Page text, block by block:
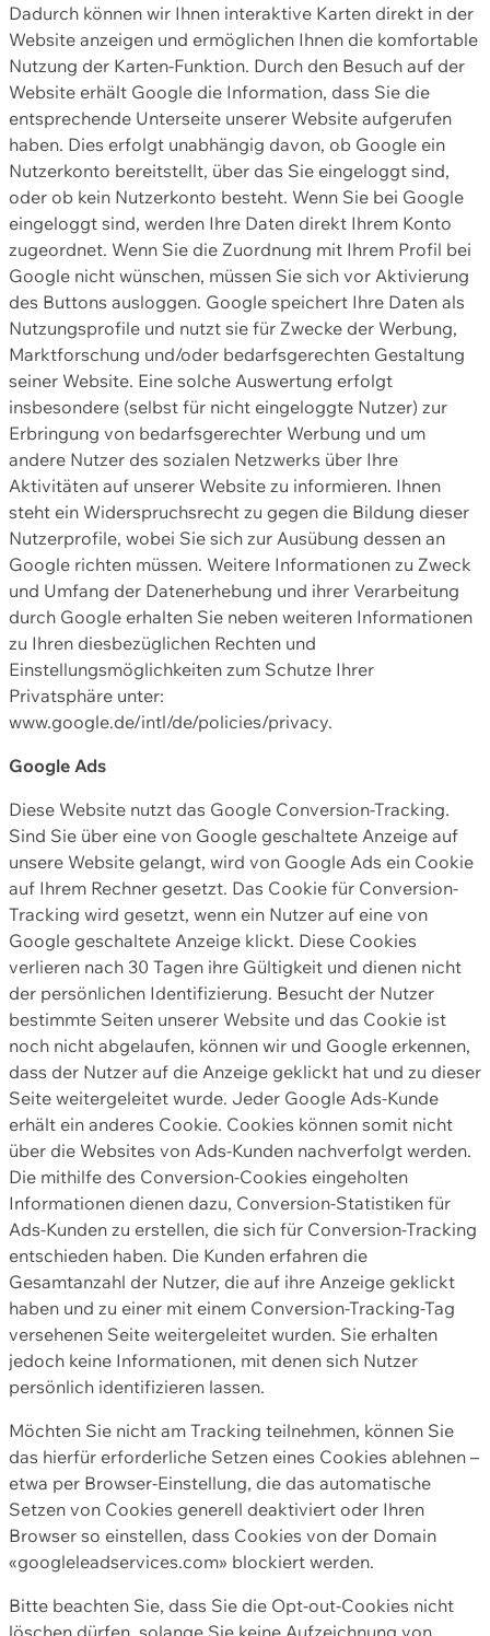
Dadurch können wir Ihnen interaktive Karten direkt in der
Website anzeigen und ermöglichen Ihnen die komfortable
Nutzung der Karten-Funktion. Durch den Besuch auf der
Website erhält Google die Information, dass Sie die
entsprechende Unterseite unserer Website aufgerufen
haben. Dies erfolgt unabhängig davon, ob Google ein
Nutzerkonto bereitstellt, über das Sie eingeloggt sind,
oder ob kein Nutzerkonto besteht. Wenn Sie bei Google
eingeloggt sind, werden Ihre Daten direkt Ihrem Konto
zugeordnet. Wenn Sie die Zuordnung mit Ihrem Profil bei
Google nicht wünschen, müssen Sie sich vor Aktivierung
des Buttons ausloggen. Google speichert Ihre Daten als
Nutzungsprofile und nutzt sie für Zwecke der Werbung,
Marktforschung und/oder bedarfsgerechten Gestaltung
seiner Website. Eine solche Auswertung erfolgt
insbesondere (selbst für nicht eingeloggte Nutzer) zur
Erbringung von bedarfsgerechter Werbung und um
andere Nutzer des sozialen Netzwerks über Ihre
Aktivitäten auf unserer Website zu informieren. Ihnen
steht ein Widerspruchsrecht zu gegen die Bildung dieser
Nutzerprofile, wobei Sie sich zur Ausübung dessen an
Google richten müssen. Weitere Informationen zu Zweck
und Umfang der Datenerhebung und ihrer Verarbeitung
durch Google erhalten Sie neben weiteren Informationen
zu Ihren diesbezüglichen Rechten und
Einstellungsmöglichkeiten zum Schutze Ihrer
Privatsphäre unter:
www.google.de/intl/de/policies/privacy.
Google Ads
Diese Website nutzt das Google Conversion-Tracking.
Sind Sie über eine von Google geschaltete Anzeige auf
unsere Website gelangt, wird von Google Ads ein Cookie
auf Ihrem Rechner gesetzt. Das Cookie für Conversion-
Tracking wird gesetzt, wenn ein Nutzer auf eine von
Google geschaltete Anzeige klickt. Diese Cookies
verlieren nach 30 Tagen ihre Gültigkeit und dienen nicht
der persönlichen Identifizierung. Besucht der Nutzer
bestimmte Seiten unserer Website und das Cookie ist
noch nicht abgelaufen, können wir und Google erkennen,
dass der Nutzer auf die Anzeige geklickt hat und zu dieser
Seite weitergeleitet wurde. Jeder Google Ads-Kunde
erhält ein anderes Cookie. Cookies können somit nicht
über die Websites von Ads-Kunden nachverfolgt werden.
Die mithilfe des Conversion-Cookies eingeholten
Informationen dienen dazu, Conversion-Statistiken für
Ads-Kunden zu erstellen, die sich für Conversion-Tracking
entschieden haben. Die Kunden erfahren die
Gesamtanzahl der Nutzer, die auf ihre Anzeige geklickt
haben und zu einer mit einem Conversion-Tracking-Tag
versehenen Seite weitergeleitet wurden. Sie erhalten
jedoch keine Informationen, mit denen sich Nutzer
persönlich identifizieren lassen.
Möchten Sie nicht am Tracking teilnehmen, können Sie
das hierfür erforderliche Setzen eines Cookies ablehnen –
etwa per Browser-Einstellung, die das automatische
Setzen von Cookies generell deaktiviert oder Ihren
Browser so einstellen, dass Cookies von der Domain
«googleleadservices.com» blockiert werden.
Bitte beachten Sie, dass Sie die Opt-out-Cookies nicht